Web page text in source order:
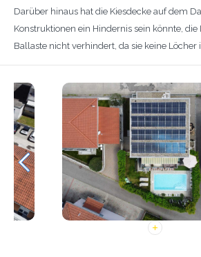
Darüber hinaus hat die Kiesdecke auf dem
Konstruktionen ein Hindernis sein könnte,
Ballaste nicht verhindert, da sie keine Löcher